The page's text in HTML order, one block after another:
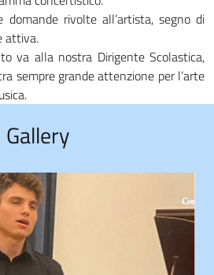
rivolte all’artista, segno di
attiva.
va alla nostra Dirigente Scolastica,
sempre grande attenzione per l’arte
Gallery